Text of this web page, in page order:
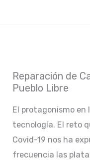
Reparación de
Pueblo Libre
El protagonismo
tecnología. El reto
Covid-19 nos ha
frecuencia las